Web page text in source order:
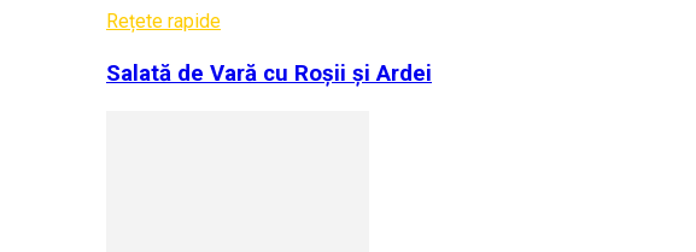
Rețete rapide
Salată de Vară cu Roșii și Ardei